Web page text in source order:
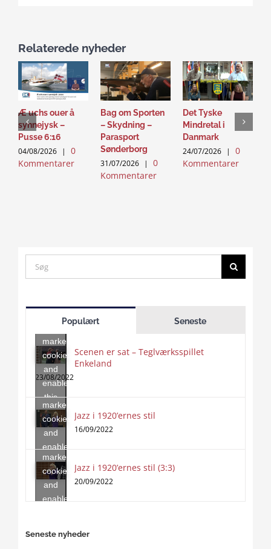
Relaterede nyheder
Æ uchs ouer å
synnejysk –
Pusse 6:16
04/08/2026 |
0
Kommentarer
Bag om Sporten
– Skydning –
Parasport
Sønderborg
31/07/2026 |
0
Kommentarer
Det Tyske
Mindretal i
Danmark
24/07/2026 |
0
Kommentarer
Search
for:
Populært Seneste
accept
marketing
cookies
and
enable
this
content
Scenen er sat – Teglværksspillet
Enkeland
23/08/2022
Click
to
marketing
cookies
and
enable
this
content
Jazz i 1920’ernes stil
16/09/2022
Click
to
accept
marketing
cookies
and
enable
Jazz i 1920’ernes stil (3:3)
20/09/2022
Seneste nyheder